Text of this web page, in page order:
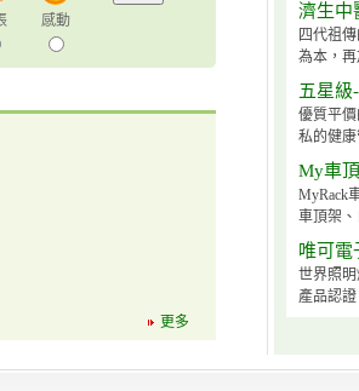
感動
更多
濟生中
四代祖
為本，
五星級
優質平
私的健
My車
MyRack
車頂架
唯可電
世界照
產品認